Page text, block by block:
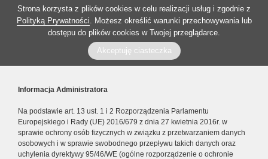
Strona korzysta z plików cookies w celu realizacji usług i zgodnie z
Polityką Prywatności. Możesz określić warunki przechowywania lub
dostępu do plików cookies w Twojej przeglądarce.
Akceptuję ciasteczka
Informacja Administratora
Na podstawie art. 13 ust. 1 i 2 Rozporządzenia Parlamentu
Europejskiego i Rady (UE) 2016/679 z dnia 27 kwietnia 2016r. w
sprawie ochrony osób fizycznych w związku z przetwarzaniem danych
osobowych i w sprawie swobodnego przepływu takich danych oraz
uchylenia dyrektywy 95/46/WE (ogólne rozporządzenie o ochronie